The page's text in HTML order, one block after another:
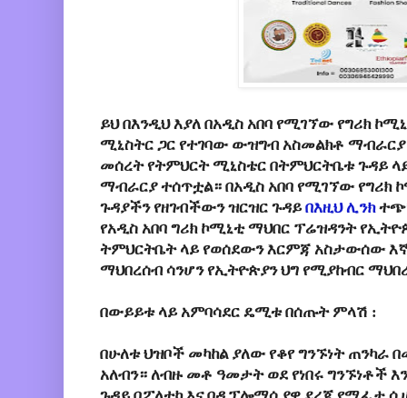
ይህ በእንዲህ እያለ በአዲስ አበባ የሚገኘው የግሪክ
ሚኒስትር ጋር የተገባው ውዝግብ አስመልክቶ ማብራርያ
መሰረት የትምህርት ሚኒስቴር በትምህርትቤቱ ጉዳይ
ማብራርያ ተሰጥቷል። በአዲስ አበባ የሚገኘው
ጉዳያችን የዘገብችውን ዝርዝር ጉዳይ በእዚህ ሊንክ
የአዲስ አበባ ግሪክ ኮሚኒቲ ማህበር ፕሬዝዳንት
ትምህርትቤት ላይ የወሰደውን እርምጃ አስታውሰው
ማህበረሰብ ሳንሆን የኢትዮጵያን ህግ የሚያከብር
በውይይቱ ላይ አምባሳደር ዴሚቱ በሰጡት ምላሽ :
በሁለቱ ህዝቦች መካከል ያለው የቆየ ግንኙነት ጠንካራ
አለብን። ለብዙ መቶ ዓመታት ወደ የነበሩ ግንኙነቶች